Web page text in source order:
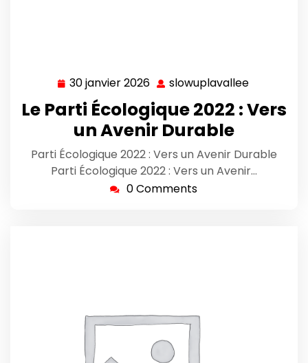
30 janvier 2026 30
janvier
2026
slowuplavallee
Le Parti Écologique 2022 : Vers
un Avenir Durable
Parti Écologique 2022 : Vers un Avenir Durable
Parti Écologique 2022 : Vers un Avenir…
0 Comments